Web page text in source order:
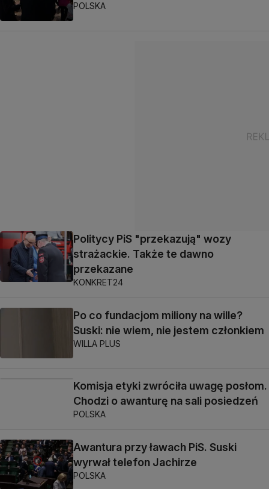
POLSKA
Politycy PiS "przekazują" wozy
strażackie. Także te dawno
przekazane
KONKRET24
Po co fundacjom miliony na wille?
Suski: nie wiem, nie jestem członkiem
WILLA PLUS
Komisja etyki zwróciła uwagę posłom.
Chodzi o awanturę na sali posiedzeń
POLSKA
Awantura przy ławach PiS. Suski
wyrwał telefon Jachirze
POLSKA